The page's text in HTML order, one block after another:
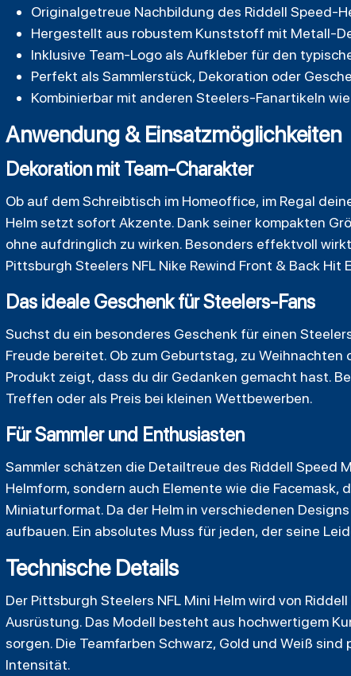
Originalgetreue Nachbildung des Riddell Speed-
Hergestellt aus robustem Kunststoff mit Metall-
Inklusive Team-Logo als Aufkleber für den
Perfekt als Sammlerstück, Dekoration oder
Kombinierbar mit anderen Steelers-Fanartikeln
Anwendung & Einsatzmöglichkeiten
Dekoration mit Team-Charakter
Ob auf dem Schreibtisch im Homeoffice, im Regal
Helm setzt sofort Akzente. Dank seiner kompakten
ohne aufdringlich zu wirken. Besonders effektvoll
Pittsburgh Steelers NFL Nike Rewind Front & Back Hit
Das ideale Geschenk für Steelers-Fans
Suchst du ein besonderes Geschenk für einen
Freude bereitet. Ob zum Geburtstag, zu
Produkt zeigt, dass du dir Gedanken gemacht hast.
Treffen oder als Preis bei kleinen Wettbewerben.
Für Sammler und Enthusiasten
Sammler schätzen die Detailtreue des Riddell Speed
Helmform, sondern auch Elemente wie die
Miniaturformat. Da der Helm in verschiedenen
aufbauen. Ein absolutes Muss für jeden, der seine
Technische Details
Der Pittsburgh Steelers NFL Mini Helm wird von
Ausrüstung. Das Modell besteht aus hochwertigem
sorgen. Die Teamfarben Schwarz, Gold und Weiß
Intensität.